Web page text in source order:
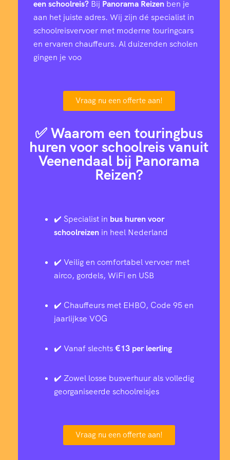
een schoolreis? Bij Panorama Reizen ben je
aan het juiste adres. Wij zijn dé specialist in
schoolreisvervoer met moderne touringcars
en ervaren chauffeurs. Al duizenden scholen
gingen je voo
Vraag nu een offerte aan!
✅ Waarom een touringbus
huren voor schoolreis vanuit
Veenendaal bij Panorama
Reizen?
✔️ Specialist in bus huren voor
schoolreizen in heel Nederland
✔️ Veilig en comfortabel vervoer met
airco, gordels, WiFi en USB
✔️ Chauffeurs met EHBO, Code 95 en
jaarlijkse VOG
✔️ Vanaf slechts€13 per leerling
✔️ Zowel losse busverhuur als volledig
georganiseerde schoolreisjes
Vraag nu een offerte aan!